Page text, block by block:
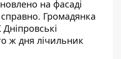
на фасаді
Громадянка
ж дня лічильник